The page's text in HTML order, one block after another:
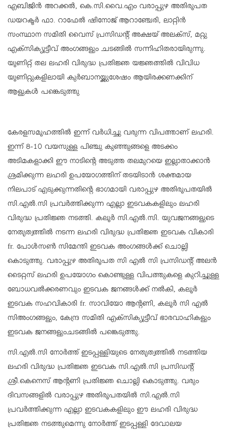
എബിജിന്‍ അറക്കല്‍, കെ.സി.വൈ.എം വരാപ്പുഴ അതിരൂപത
ഡയറക്ടര്‍ ഫാ. റാഫേല്‍ ഷിനോജ് ആറാഞ്ചേരി, ലാറ്റിന്‍
സംസ്ഥാന സമിതി വൈസ് പ്രസിഡന്റ് അക്ഷയ് അലക്‌സ്, മറ്റു
എക്‌സിക്യൂട്ടീവ് അംഗങ്ങളും ചടങ്ങില്‍ സന്നിഹിതരായിരുന്നു.
യൂണിറ്റ് തല ലഹരി വിരുദ്ധ പ്രതിജ്ഞ യജ്ഞത്തില്‍ വിവിധ
യൂണിറ്റുകളിലായി കുര്‍ബാനയ്ക്കുശേഷം ആയിരക്കണക്കിന്
ആളുകള്‍ പങ്കെടുത്തു
കേരളസമൂഹത്തില്‍ ഇന്ന് വര്‍ധിച്ചു വരുന്ന വിപത്താണ് ലഹരി.
ഇന്ന് 8-10 വയസുള്ള പിഞ്ചു കുഞ്ഞുങ്ങളെ അടക്കം
അടിമകളാക്കി ഈ നാടിന്റെ അടുത്ത തലമുറയെ ഇല്ലാതാക്കാന്‍
ശ്രമിക്കുന്ന ലഹരി ഉപയോഗത്തിന് തടയിടാന്‍ ശക്തമായ
നിലപാട് എടുക്കുന്നതിന്റെ ഭാഗമായി വരാപ്പുഴ അതിരൂപതയില്‍
സി.എല്‍.സി പ്രവര്‍ത്തിക്കുന്ന എല്ലാ ഇടവകകളിലും ലഹരി
വിരുദ്ധ പ്രതിജ്ഞ നടത്തി. കലൂര്‍ സി.എല്‍.സി. യുവജനങ്ങളുടെ
നേതൃത്വത്തില്‍ നടന്ന ലഹരി വിരുദ്ധ പ്രതിജ്ഞ ഇടവക വികാരി
fr. പോള്‍സണ്‍ സിമേന്തി ഇടവക അംഗങ്ങള്‍ക്ക് ചൊല്ലി
കൊടുത്തു. വരാപ്പുഴ അതിരൂപത സി എല്‍ സി പ്രസിഡന്റ് അലന്‍
ടൈറ്റസ് ലഹരി ഉപയോഗം കൊണ്ടുള്ള വിപത്തുകളെ കുറിച്ചുള്ള
ബോധവല്‍ക്കരണവും ഇടവക ജനങ്ങള്‍ക്ക് നല്‍കി, കലൂര്‍
ഇടവക സഹവികാരി fr. സാവിയോ ആന്റണി, കലൂര്‍ സി എല്‍
സിഅംഗങ്ങളും, കേന്ദ്ര സമിതി എക്‌സിക്യൂട്ടീവ് ഭാരവാഹികളും
ഇടവക ജനങ്ങളുംചടങ്ങില്‍ പങ്കെടുത്തു.
സി.എല്‍.സി നോര്‍ത്ത് ഇടപ്പള്ളിയുടെ നേതൃത്വത്തില്‍ നടത്തിയ
ലഹരി വിരുദ്ധ പ്രതിജ്ഞ ഇടവക സി.എല്‍.സി പ്രസിഡന്റ്
ശ്രീ.കെനെസ് ആന്റണി പ്രതിജ്ഞ ചൊല്ലി കൊടുത്തു. വരും
ദിവസങ്ങളില്‍ വരാപ്പുഴ അതിരൂപതയില്‍ സി.എല്‍.സി
പ്രവര്‍ത്തിക്കുന്ന എല്ലാ ഇടവകകളിലും ഈ ലഹരി വിരുദ്ധ
പ്രതിജ്ഞ നടത്തുമെന്നു നോര്‍ത്ത് ഇടപ്പള്ളി ദേവാലയ